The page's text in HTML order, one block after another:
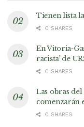
Tienen lista
0 SHARES
En Vitoria-
racista’ de
0 SHARES
Las obras del
comenzarán
0 SHARES